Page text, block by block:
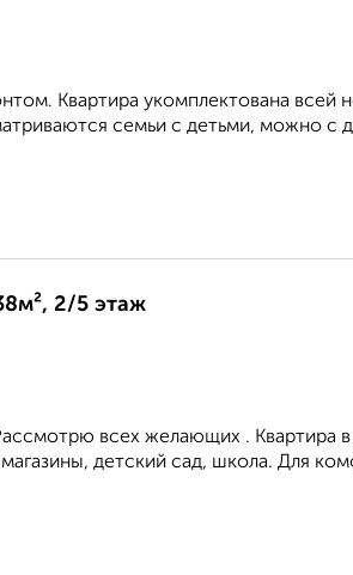
Квартира укомплектована всей
семьи с детьми, можно
2/5 этаж
всех желающих . Квартира
детский сад, школа. Для